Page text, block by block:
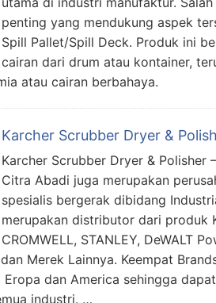
penting yang mendukung aspek
Spill Pallet/Spill Deck. Produk ini
dari drum atau kontainer,
atau cairan berbahaya.
Karcher Scrubber Dryer &
Karcher Scrubber Dryer & Polisher
Citra Abadi juga merupakan
spesialis bergerak dibidang
merupakan distributor dari produk
CROMWELL, STANLEY, DeWALT
Merek Lainnya. Keempat
dan America sehingga
industri. …